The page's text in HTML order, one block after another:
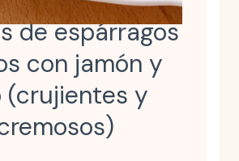
de espárragos
con jamón y
(crujientes y